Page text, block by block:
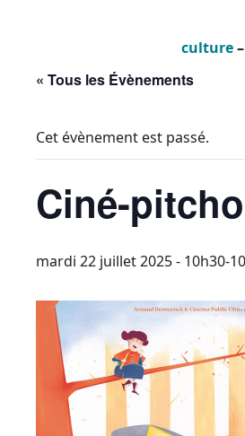
culture
« Tous les Évènements
Cet évènement est passé.
Ciné-
mardi 22 juillet 2025 - 10h30-